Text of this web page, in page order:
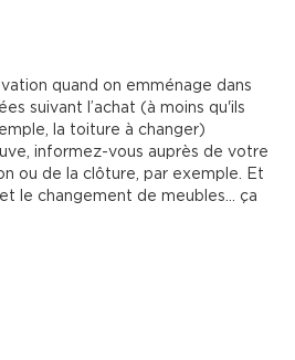
quand on emménage dans
suivant l’achat (à moins qu'ils
la toiture à changer)
informez-vous auprès de votre
ou de la clôture, par exemple. Et
le changement de meubles… ça